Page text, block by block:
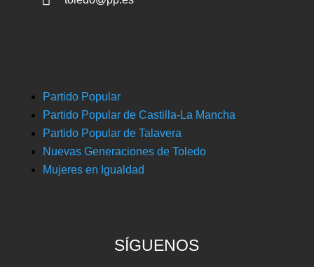
Partido Popular
Partido Popular de Castilla-La Mancha
Partido Popular de Talavera
Nuevas Generaciones de Toledo
Mujeres en Igualdad
SÍGUENOS